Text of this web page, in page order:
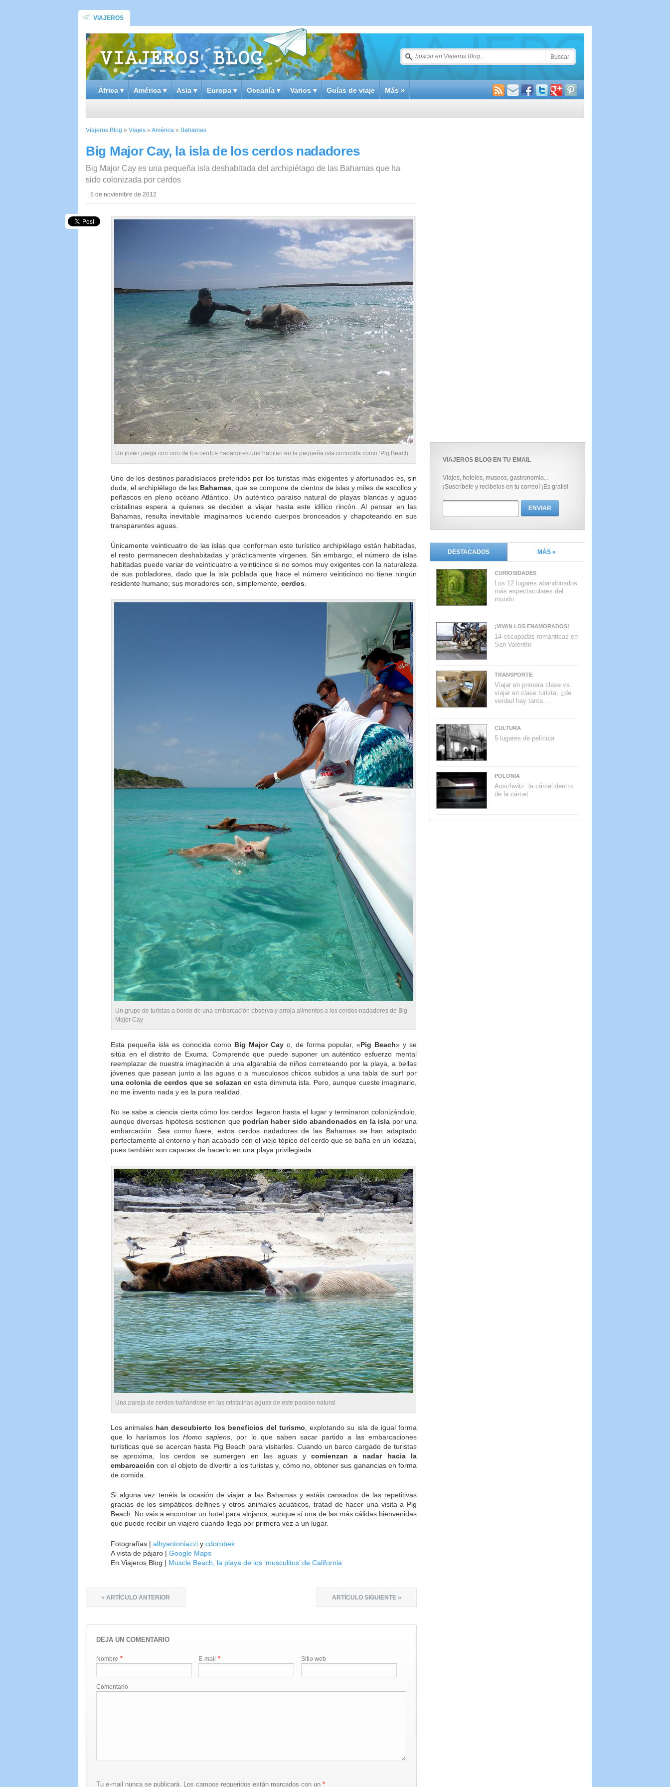
VIAJEROS
África ▾ América ▾ Asia ▾ Europa ▾ Oceanía ▾ Varios ▾ Guías de viaje Más »
Viajeros Blog » Viajes » América » Bahamas
Big Major Cay, la isla de los cerdos nadadores
Big Major Cay es una pequeña isla deshabitada del archipiélago de las Bahamas que ha
sido colonizada por cerdos
5 de noviembre de 2012
Un joven juega con uno de los cerdos nadadores que habitan en la pequeña isla conocida como ‘Pig Beach’
Uno de los destinos paradisíacos preferidos por los turistas más exigentes y afortunados es, sin
duda, el archipiélago de las Bahamas , que se compone de cientos de islas y miles de escollos y
peñascos en pleno océano Atlántico. Un auténtico paraíso natural de playas blancas y aguas
cristalinas espera a quienes se deciden a viajar hasta este idílico rincón. Al pensar en las
Bahamas, resulta inevitable imaginarnos luciendo cuerpos bronceados y chapoteando en sus
transparentes aguas.
Únicamente veinticuatro de las islas que conforman este turístico archipiélago están habitadas,
el resto permanecen deshabitadas y prácticamente vírgenes. Sin embargo, el número de islas
habitadas puede variar de veinticuatro a veinticinco si no somos muy exigentes con la naturaleza
de sus pobladores, dado que la isla poblada que hace el número veinticinco no tiene ningún
residente humano; sus moradores son, simplemente, cerdos.
Un grupo de turistas a bordo de una embarcación observa y arroja alimentos a los cerdos nadadores de Big
Major Cay
Esta pequeña isla es conocida como Big Major Cay o, de forma popular, «Pig Beach» y se
sitúa en el distrito de Exuma. Comprendo que puede suponer un auténtico esfuerzo mental
reemplazar de nuestra imaginación a una algarabía de niños correteando por la playa, a bellas
jóvenes que pasean junto a las aguas o a musculosos chicos subidos a una tabla de surf por
una colonia de cerdos que se solazan en esta diminuta isla. Pero, aunque cueste imaginarlo,
no me invento nada y es la pura realidad.
No se sabe a ciencia cierta cómo los cerdos llegaron hasta el lugar y terminaron colonizándolo,
aunque diversas hipótesis sostienen que podrían haber sido abandonados en la isla por una
embarcación. Sea como fuere, estos cerdos nadadores de las Bahamas se han adaptado
perfectamente al entorno y han acabado con el viejo tópico del cerdo que se baña en un lodazal,
pues también son capaces de hacerlo en una playa privilegiada.
Una pareja de cerdos bañándose en las cristalinas aguas de este paraíso natural
Los animales han descubierto los beneficios del turismo , explotando su isla de igual forma
que lo haríamos losHomo sapiens , por lo que saben sacar partido a las embarcaciones
turísticas que se acercan hasta Pig Beach para visitarles. Cuando un barco cargado de turistas
se aproxima, los cerdos se sumergen en las aguas ycomienzan a nadar hacia la
embarcación con el objeto de divertir a los turistas y, cómo no, obtener sus ganancias en forma
de comida.
Si alguna vez tenéis la ocasión de viajar a las Bahamas y estáis cansados de las repetitivas
gracias de los simpáticos delfines y otros animales acuáticos, tratad de hacer una visita a Pig
Beach. No vais a encontrar un hotel para alojaros, aunque sí una de las más cálidas bienvenidas
que puede recibir un viajero cuando llega por primera vez a un lugar.
Fotografías | albyantoniazzi y cdorobek
A vista de pájaro | Google Maps
En Viajeros Blog | Muscle Beach, la playa de los ‘musculitos’ de California
« ARTÍCULO ANTERIOR ARTÍCULO SIGUIENTE »
DEJA UN COMENTARIO
Nombre * E-mail * Sitio web
Comentario
Tu e-mail nunca se publicará. Los campos requeridos están marcados con un *
VIAJEROS BLOG EN TU EMAIL
Viajes, hoteles, museos, gastronomía...
¡Suscríbete y recíbelos en tu correo! ¡Es gratis!
DESTACADOS MÁS »
CURIOSIDADES
Los 12 lugares abandonados
más espectaculares del
mundo
¡VIVAN LOS ENAMORADOS!
14 escapadas románticas en
San Valentín
TRANSPORTE
Viajar en primera clase vs.
viajar en clase turista, ¿de
verdad hay tanta …
CULTURA
5 lugares de película
POLONIA
Auschwitz: la cárcel dentro
de la cárcel